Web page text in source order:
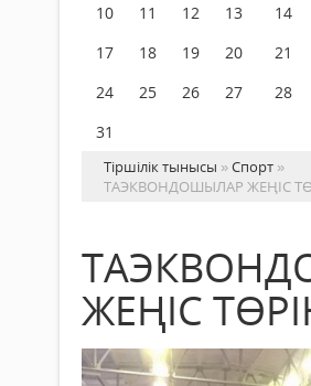
10
11 12 13 14
17
18 19 20 21
24
25 26 27 28
31
Тіршілік тынысы »Спорт »
ТАЭКВОНДОШЫЛАР ЖЕҢІС
ЖЕҢІС